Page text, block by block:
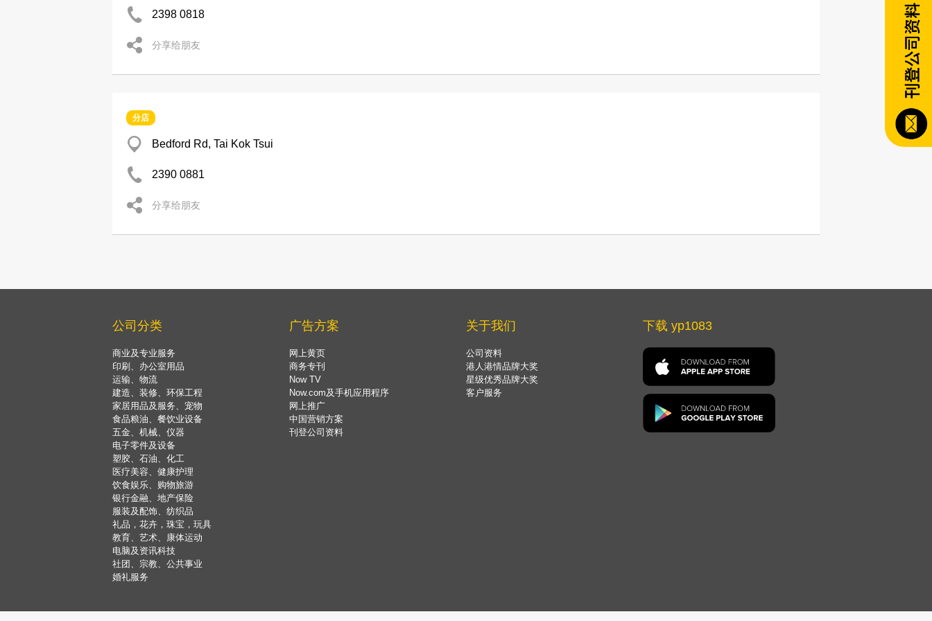
2398 0818
分享给朋友
分店
Bedford Rd, Tai Kok Tsui
2390 0881
分享给朋友
公司分类
商业及专业服务
印刷、办公室用品
运输、物流
建造、装修、环保工程
家居用品及服务、宠物
食品粮油、餐饮业设备
五金、机械、仪器
电子零件及设备
塑胶、石油、化工
医疗美容、健康护理
饮食娱乐、购物旅游
银行金融、地产保险
服装及配饰、纺织品
礼品，花卉，珠宝，玩具
教育、艺术、康体运动
电脑及资讯科技
社团、宗教、公共事业
婚礼服务
广告方案
网上黄页
商务专刊
Now TV
Now.com及手机应用程序
网上推广
中国营销方案
刊登公司资料
关于我们
公司资料
港人港情品牌大奖
星级优秀品牌大奖
客户服务
下载 yp1083